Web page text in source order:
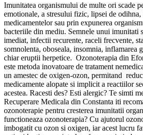
Imunitatea organismului de multe ori scade
emotionale, a stresului fizic, lipsei de odihna,
medicamentelor sau prin expunerea
bacteriile din mediu. Semnele unui imunitati
imediat, infectii recurente, raceli frecvente,
somnolenta, oboseala, insomnia, inflamarea
chiar eruptii herpetice. Ozonoterapia din
este metoda inovatoare de tratament
un amestec de oxigen-ozon, permitand
medicamente alopate si implicit a reactiilor
acestea. Racesti des? Esti alergic? Te simti
Recuperare Medicala din Constanta iti
ozonoterapie pentru cresterea imunitatii
functioneaza ozonoterapia? Cu ajutorul
imbogatit cu ozon si oxigen, iar acest lucru